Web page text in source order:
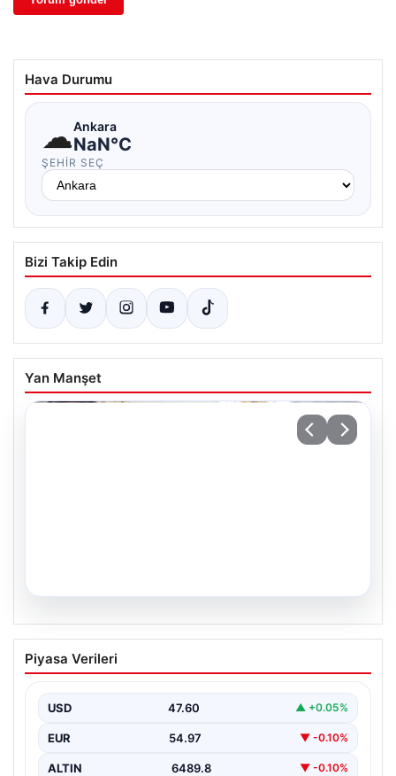
Hava Durumu
☁Ankara
NaN°C
ŞEHIR SEÇ
Bizi Takip Edin
Yan Manşet
Yıllar Sonra Gerçekleşen Bir Hayal: İkiz
Kızlarıyla Anıtkabir’de Duygu Dolu Anlar
(59) çifti, uzun yıllar çocuk sahibi olma…
Piyasa Verileri
USD 47.60 ▲ +0.05%
EUR 54.97 ▼ -0.10%
ALTIN 6489.8 ▼ -0.10%